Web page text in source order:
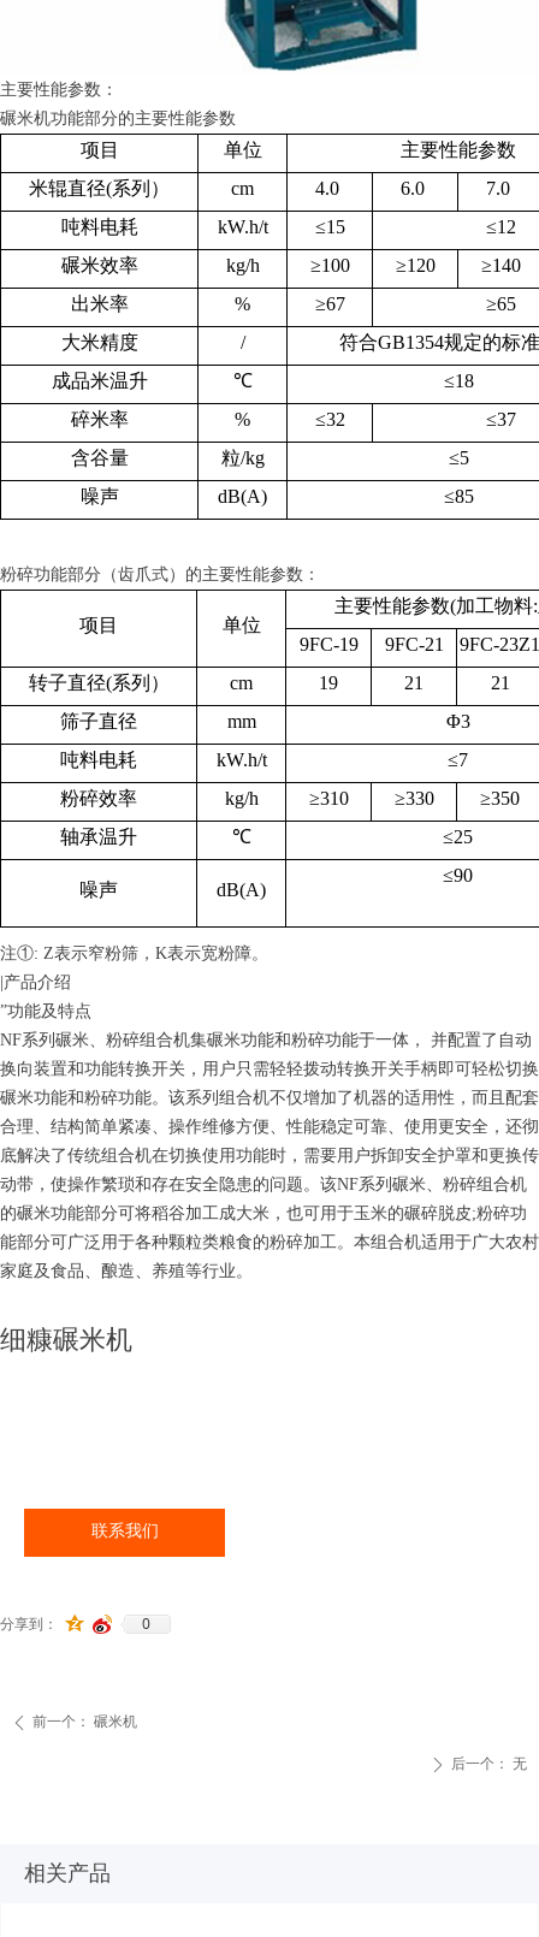
细糠碾米机
相关产品
ꄴ 前一个： 碾米机
ꄲ 后一个： 无
主要性能参数：
碾米机功能部分的主要性能参数
项目 单位
主要性能参数
米辊直径(系列）
cm 4.0 6.0
7.0
吨料电耗
kW.h/t ≤15
≤12
碾米效率
kg/h ≥100 ≥120
≥140
出米率
% ≥67
≥65
大米精度
/
符合GB1354规定的标
成品米温升
℃
≤18
碎米率
% ≤32
≤37
含谷量
粒/kg
≤5
噪声
dB(A) ≤85
粉碎功能部分（齿爪式）的主要性能参数：
项目 单位
主要性能参数(加工物料
9FC-19
9FC-21
9FC-23Z1
转子直径(系列）
cm 19 21
21
筛子直径
mm
Φ3
吨料电耗
kW.h/t
≤7
粉碎效率
kg/h ≥310 ≥330
≥350
轴承温升
℃ ≤25
噪声 dB(A)
≤90
注①: Z表示窄粉筛，K表示宽粉障。
|产品介绍
”功能及特点
NF系列碾米、粉碎组合机集碾米功能和粉碎功能于一体， 并配置了自动
换向装置和功能转换开关，用户只需轻轻拨动转换开关手柄即可轻松切换
碾米功能和粉碎功能。该系列组合机不仅增加了机器的适用性，而且配套
合理、结构简单紧凑、操作维修方便、性能稳定可靠、使用更安全，还彻
底解决了传统组合机在切换使用功能时，需要用户拆卸安全护罩和更换传
动带，使操作繁琐和存在安全隐患的问题。该NF系列碾米、粉碎组合机
的碾米功能部分可将稻谷加工成大米，也可用于玉米的碾碎脱皮;粉碎功
能部分可广泛用于各种颗粒类粮食的粉碎加工。本组合机适用于广大农村
家庭及食品、酿造、养殖等行业。
联系我们
分享到： 0